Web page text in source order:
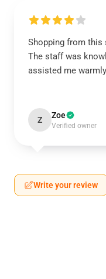
Shopping from this
The staff was
assisted me
Z Zoe
Verified owner
Write your review